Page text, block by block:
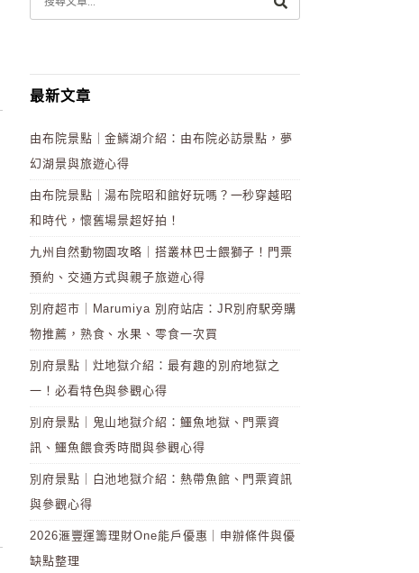
最新文章
由布院景點｜金鱗湖介紹：由布院必訪景點，夢
幻湖景與旅遊心得
由布院景點｜湯布院昭和館好玩嗎？一秒穿越昭
和時代，懷舊場景超好拍！
九州自然動物園攻略｜搭叢林巴士餵獅子！門票
預約、交通方式與親子旅遊心得
別府超市｜Marumiya 別府站店：JR別府駅旁購
物推薦，熟食、水果、零食一次買
別府景點｜灶地獄介紹：最有趣的別府地獄之
一！必看特色與參觀心得
別府景點｜鬼山地獄介紹：鱷魚地獄、門票資
訊、鱷魚餵食秀時間與參觀心得
別府景點｜白池地獄介紹：熱帶魚館、門票資訊
與參觀心得
2026滙豐運籌理財One能戶優惠｜申辦條件與優
缺點整理